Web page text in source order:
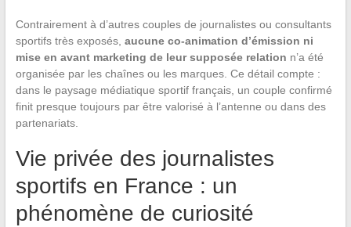
Contrairement à d’autres couples de journalistes ou consultants
sportifs très exposés, aucune co-animation d’émission ni
mise en avant marketing de leur supposée relation n’a été
organisée par les chaînes ou les marques. Ce détail compte :
dans le paysage médiatique sportif français, un couple confirmé
finit presque toujours par être valorisé à l’antenne ou dans des
partenariats.
Vie privée des journalistes
sportifs en France : un
phénomène de curiosité